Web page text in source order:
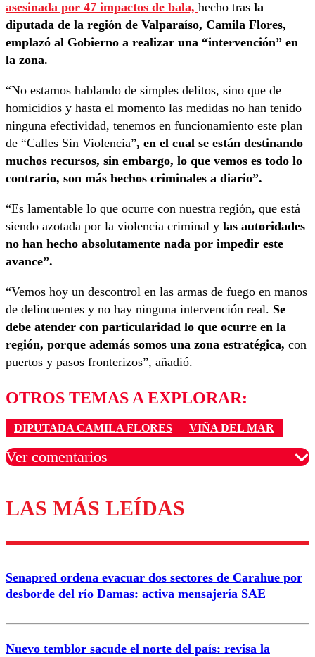
asesinada por 47 impactos de bala, hecho tras la
diputada de la región de Valparaíso, Camila Flores,
emplazó al Gobierno a realizar una “intervención” en
la zona.
“No estamos hablando de simples delitos, sino que de
homicidios y hasta el momento las medidas no han tenido
ninguna efectividad, tenemos en funcionamiento este plan
de “Calles Sin Violencia”, en el cual se están destinando
muchos recursos, sin embargo, lo que vemos es todo lo
contrario, son más hechos criminales a diario”.
“Es lamentable lo que ocurre con nuestra región, que está
siendo azotada por la violencia criminal y las autoridades
no han hecho absolutamente nada por impedir este
avance”.
“Vemos hoy un descontrol en las armas de fuego en manos
de delincuentes y no hay ninguna intervención real. Se
debe atender con particularidad lo que ocurre en la
región, porque además somos una zona estratégica, con
puertos y pasos fronterizos”, añadió.
OTROS TEMAS A EXPLORAR:
DIPUTADA CAMILA FLORES VIÑA DEL MAR
Ver comentarios
Los comentarios son moderados para garantizar un
diálogo respetuoso.
Correo
LAS MÁS LEÍDAS
Senapred ordena evacuar dos sectores de Carahue por
desborde del río Damas: activa mensajería SAE
Nuevo temblor sacude el norte del país: revisa la